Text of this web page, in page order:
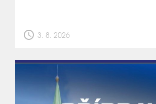
schedule 3. 8. 2026